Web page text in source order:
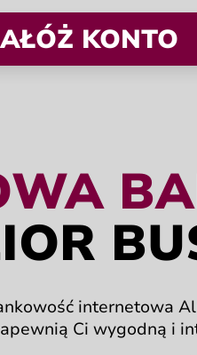
KONTO
internetowa
Ci wygodną i